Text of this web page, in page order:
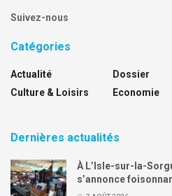
Suivez-nous
Catégories
Actualité
Culture & Loisirs
Dossier
Economie
Dernières actualités
À L’Isle-sur-la-
s’annonce